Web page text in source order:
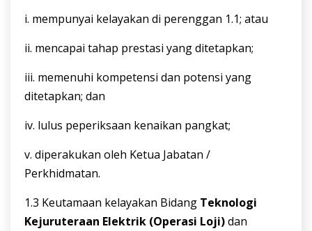
i. mempunyai kelayakan di perenggan 1.1; atau
ii. mencapai tahap prestasi yang ditetapkan;
iii. memenuhi kompetensi dan potensi yang
ditetapkan; dan
iv. lulus peperiksaan kenaikan pangkat;
v. diperakukan oleh Ketua Jabatan /
Perkhidmatan.
1.3 Keutamaan kelayakan Bidang Teknologi
Kejuruteraan Elektrik (Operasi Loji)dan